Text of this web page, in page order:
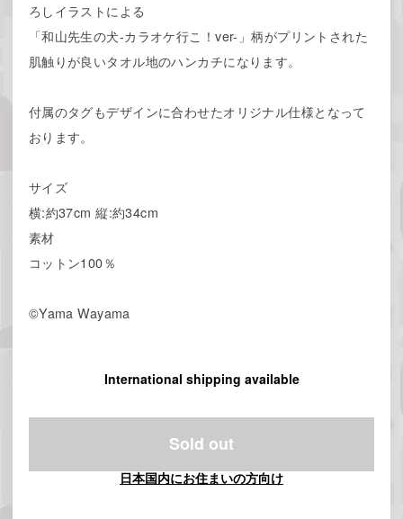
ろしイラストによる
「和山先生の犬-カラオケ行こ！ver-」柄がプリントされた
肌触りが良いタオル地のハンカチになります。
付属のタグもデザインに合わせたオリジナル仕様となって
おります。
サイズ
横:約37cm 縦:約34cm
素材
コットン100％
©Yama Wayama
International shipping available
Sold out
日本国内にお住まいの方向け